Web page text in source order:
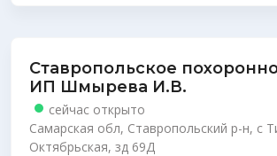
Ставропольское
ИП Шмырева И.В.
сейчас открыто
Самарская обл, Ставропольский р-н, с
Октябрьская, зд 69Д